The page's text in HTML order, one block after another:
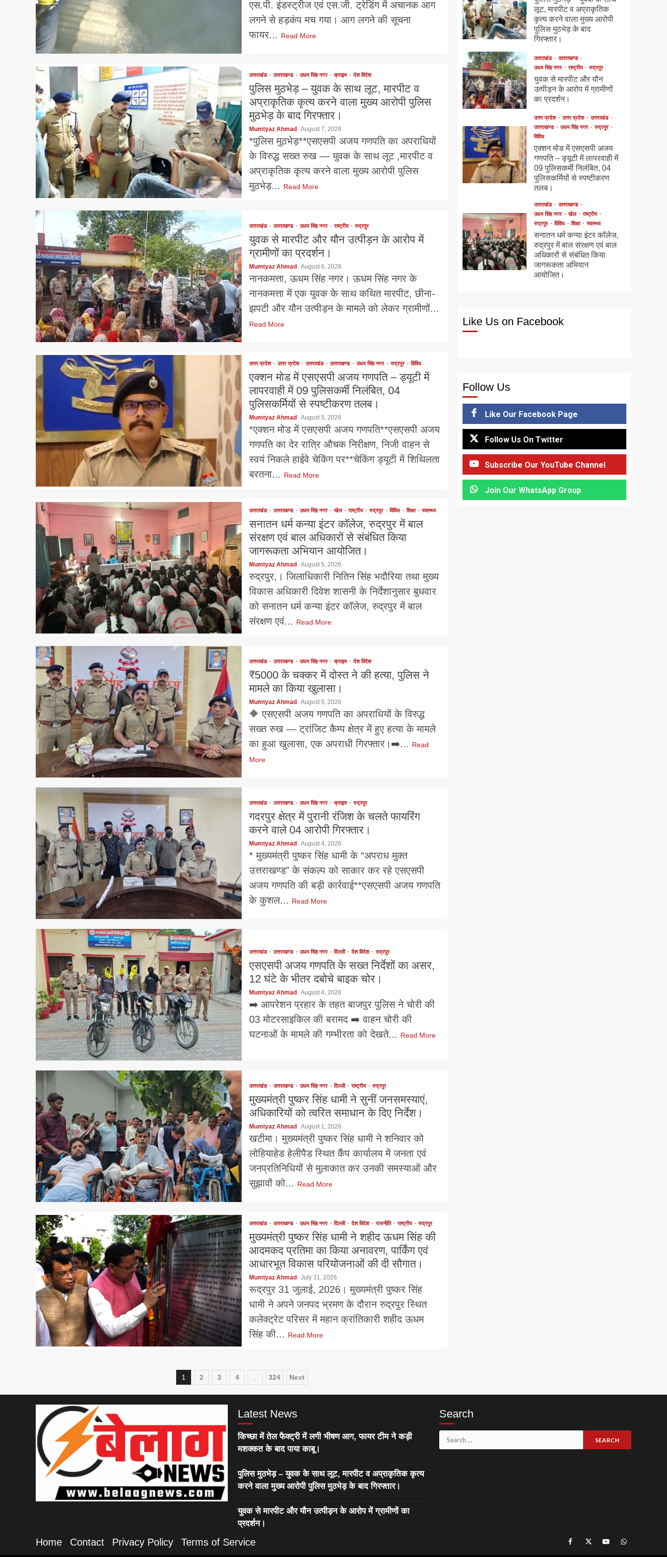
एस.पी. इंडस्ट्रीज एवं एस.जी. ट्रेडिंग में अचानक आग
लगने से हड़कंप मच गया। आग लगने की सूचना
फायर... Read More
उत्तराखंड उत्तराखण्ड उधम सिंह नगर क्राइम देश विदेश
पुलिस मुठभेड़ – युवक के साथ लूट, मारपीट व
अप्राकृतिक कृत्य करने वाला मुख्य आरोपी पुलिस
मुठभेड़ के बाद गिरफ्तार।
Mumtyaz Ahmad August 7, 2026
*पुलिस मुठभेड़**एसएसपी अजय गणपति का अपराधियों
के विरुद्ध सख्त रुख — युवक के साथ लूट ,मारपीट व
अप्राकृतिक कृत्य करने वाला मुख्य आरोपी पुलिस
मुठभेड़... Read More
उत्तराखंड उत्तराखण्ड उधम सिंह नगर राष्ट्रीय रुद्रपुर
युवक से मारपीट और यौन उत्पीड़न के आरोप में
ग्रामीणों का प्रदर्शन।
Mumtyaz Ahmad August 6, 2026
नानकमत्ता, ऊधम सिंह नगर। ऊधम सिंह नगर के
नानकमत्ता में एक युवक के साथ कथित मारपीट, छीना-
झपटी और यौन उत्पीड़न के मामले को लेकर ग्रामीणों...
Read More
उत्तर प्रदेश उत्तर प्रदेश उत्तराखंड उत्तराखण्ड उधम सिंह नगर रुद्रपुर विविध
एक्शन मोड में एसएसपी अजय गणपति – ड्यूटी में
लापरवाही में 09 पुलिसकर्मी निलंबित, 04
पुलिसकर्मियों से स्पष्टीकरण तलब।
Mumtyaz Ahmad August 5, 2026
*एक्शन मोड में एसएसपी अजय गणपति**एसएसपी अजय
गणपति का देर रात्रि औचक निरीक्षण, निजी वाहन से
स्वयं निकले हाईवे चेकिंग पर**चेकिंग ड्यूटी में शिथिलता
बरतना... Read More
उत्तराखंड उत्तराखण्ड उधम सिंह नगर खेल राष्ट्रीय रुद्रपुर विविध शिक्षा स्वास्थ्य
सनातन धर्म कन्या इंटर कॉलेज, रुद्रपुर में बाल
संरक्षण एवं बाल अधिकारों से संबंधित किया
जागरूकता अभियान आयोजित।
Mumtyaz Ahmad August 5, 2026
रुद्रपुर,। जिलाधिकारी नितिन सिंह भदौरिया तथा मुख्य
विकास अधिकारी दिवेश शासनी के निर्देशानुसार बुधवार
को सनातन धर्म कन्या इंटर कॉलेज, रुद्रपुर में बाल
संरक्षण एवं... Read More
उत्तराखंड उत्तराखण्ड उधम सिंह नगर क्राइम देश विदेश
₹5000 के चक्कर में दोस्त ने की हत्या, पुलिस ने
मामले का किया खुलासा।
Mumtyaz Ahmad August 5, 2026
🔶 एसएसपी अजय गणपति का अपराधियों के विरुद्ध
सख्त रुख — ट्रांजिट कैम्प क्षेत्र में हुए हत्या के मामले
का हुआ खुलासा, एक अपराधी गिरफ्तार।➡️... Read
More
उत्तराखंड उत्तराखण्ड उधम सिंह नगर क्राइम रुद्रपुर
गदरपुर क्षेत्र में पुरानी रंजिश के चलते फायरिंग
करने वाले 04 आरोपी गिरफ्तार।
Mumtyaz Ahmad August 4, 2026
* मुख्यमंत्री पुष्कर सिंह धामी के “अपराध मुक्त
उत्तराखण्ड” के संकल्प को साकार कर रहे एसएसपी
अजय गणपति की बड़ी कार्रवाई**एसएसपी अजय गणपति
के कुशल... Read More
उत्तराखंड उत्तराखण्ड उधम सिंह नगर दिल्ली देश विदेश रुद्रपुर
एसएसपी अजय गणपति के सख्त निर्देशों का असर,
12 घंटे के भीतर दबोचे बाइक चोर।
Mumtyaz Ahmad August 4, 2026
➡️ आपरेशन प्रहार के तहत बाजपुर पुलिस ने चोरी की
03 मोटरसाइकिल की बरामद ➡️ वाहन चोरी की
घटनाओं के मामले की गम्भीरता को देखते... Read More
उत्तराखंड उत्तराखण्ड उधम सिंह नगर दिल्ली राष्ट्रीय रुद्रपुर
मुख्यमंत्री पुष्कर सिंह धामी ने सुनीं जनसमस्याएं,
अधिकारियों को त्वरित समाधान के दिए निर्देश।
Mumtyaz Ahmad August 1, 2026
खटीमा। मुख्यमंत्री पुष्कर सिंह धामी ने शनिवार को
लोहियाहेड हेलीपैड स्थित कैंप कार्यालय में जनता एवं
जनप्रतिनिधियों से मुलाकात कर उनकी समस्याओं और
सुझावों को... Read More
उत्तराखंड उत्तराखण्ड उधम सिंह नगर दिल्ली देश विदेश राजनीति राष्ट्रीय रुद्रपुर
मुख्यमंत्री पुष्कर सिंह धामी ने शहीद ऊधम सिंह की
आदमकद प्रतिमा का किया अनावरण, पार्किंग एवं
आधारभूत विकास परियोजनाओं की दी सौगात।
Mumtyaz Ahmad July 31, 2026
रूद्रपुर 31 जुलाई, 2026। मुख्यमंत्री पुष्कर सिंह
धामी ने अपने जनपद भ्रमण के दौरान रुद्रपुर स्थित
कलेक्ट्रेट परिसर में महान क्रांतिकारी शहीद ऊधम
सिंह की... Read More
Posts
navigation
1 2 3 4 … 324 Next
लूट, मारपीट व अप्राकृतिक
कृत्य करने वाला मुख्य आरोपी
पुलिस मुठभेड़ के बाद
गिरफ्तार।
उत्तराखंड
उत्तराखण्ड
उधम सिंह नगर
राष्ट्रीय रुद्रपुर
युवक से मारपीट और यौन
उत्पीड़न के आरोप में ग्रामीणों
का प्रदर्शन।
उत्तर प्रदेश उत्तर प्रदेश
उत्तराखंड
उत्तराखण्ड
उधम सिंह नगर
रुद्रपुर
विविध
एक्शन मोड में एसएसपी अजय
गणपति – ड्यूटी में लापरवाही में
09 पुलिसकर्मी निलंबित, 04
पुलिसकर्मियों से स्पष्टीकरण
तलब।
उत्तराखंड
उत्तराखण्ड
उधम सिंह नगर
खेल
राष्ट्रीय
रुद्रपुर
विविध शिक्षा स्वास्थ्य
सनातन धर्म कन्या इंटर कॉलेज,
रुद्रपुर में बाल संरक्षण एवं बाल
अधिकारों से संबंधित किया
जागरूकता अभियान
आयोजित।
Like Us on Facebook
Follow Us
Like Our Facebook Page
Follow Us On Twitter
Subscribe Our YouTube Channel
Join Our WhatsApp Group
Latest News
किच्छा में तेल फैक्ट्री में लगी भीषण आग, फायर टीम ने कड़ी
मशक्कत के बाद पाया काबू।
पुलिस मुठभेड़ – युवक के साथ लूट, मारपीट व अप्राकृतिक कृत्य
करने वाला मुख्य आरोपी पुलिस मुठभेड़ के बाद गिरफ्तार।
युवक से मारपीट और यौन उत्पीड़न के आरोप में ग्रामीणों का
प्रदर्शन।
Search
Search
for:
Home Contact Privacy Policy Terms of Service
Like
Our
Follow
Us
Subscribe
Our
Join
Our